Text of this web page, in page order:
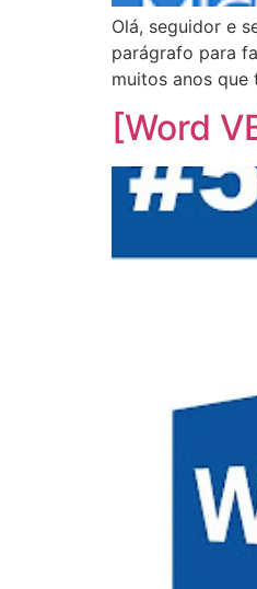
Olá, seguidor e
parágrafo para
muitos anos
[Word